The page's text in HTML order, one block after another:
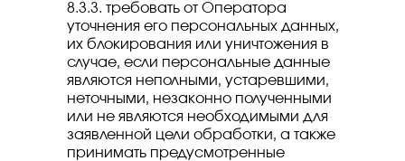
8.3.3. требовать от Оператора
уточнения его персональных данных,
их блокирования или уничтожения в
случае, если персональные данные
являются неполными, устаревшими,
неточными, незаконно полученными
или не являются необходимыми для
заявленной цели обработки, а также
принимать предусмотренные